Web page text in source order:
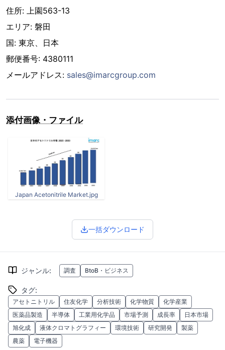
住所: 上園563-13
エリア: 磐田
国: 東京、日本
郵便番号: 4380111
メールアドレス: sales@imarcgroup.com
添付画像・ファイル
Japan Acetonitrile Market.jpg
一括ダウンロード
ジャンル: 調査 BtoB・ビジネス
タグ:
アセトニトリル 住友化学 分析技術 化学物質
化学産業
医薬品製造
半導体 工業用化学品 市場予測 成長率
日本市場
旭化成
液体クロマトグラフィー 環境技術 研究開発
製薬
農薬
電子機器